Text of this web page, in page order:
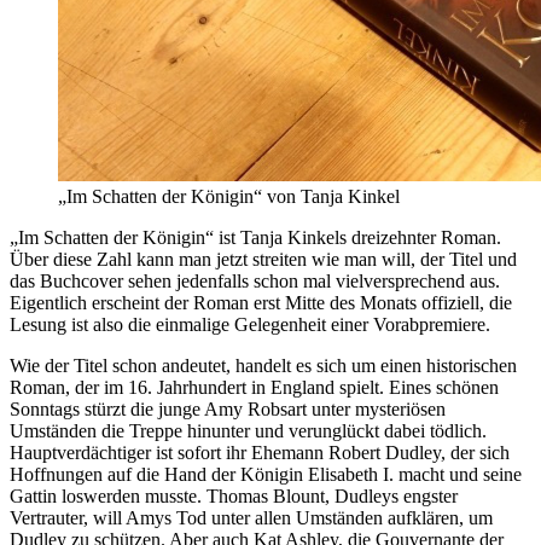
„Im Schatten der Königin“ von Tanja Kinkel
„Im Schatten der Königin“ ist Tanja Kinkels dreizehnter Roman.
Über diese Zahl kann man jetzt streiten wie man will, der Titel und
das Buchcover sehen jedenfalls schon mal vielversprechend aus.
Eigentlich erscheint der Roman erst Mitte des Monats offiziell, die
Lesung ist also die einmalige Gelegenheit einer Vorabpremiere.
Wie der Titel schon andeutet, handelt es sich um einen historischen
Roman, der im 16. Jahrhundert in England spielt. Eines schönen
Sonntags stürzt die junge Amy Robsart unter mysteriösen
Umständen die Treppe hinunter und verunglückt dabei tödlich.
Hauptverdächtiger ist sofort ihr Ehemann Robert Dudley, der sich
Hoffnungen auf die Hand der Königin Elisabeth I. macht und seine
Gattin loswerden musste. Thomas Blount, Dudleys engster
Vertrauter, will Amys Tod unter allen Umständen aufklären, um
Dudley zu schützen. Aber auch Kat Ashley, die Gouvernante der